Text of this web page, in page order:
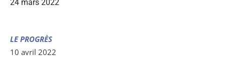
24 mars 2022
LE PROGRÈS
10 avril 2022